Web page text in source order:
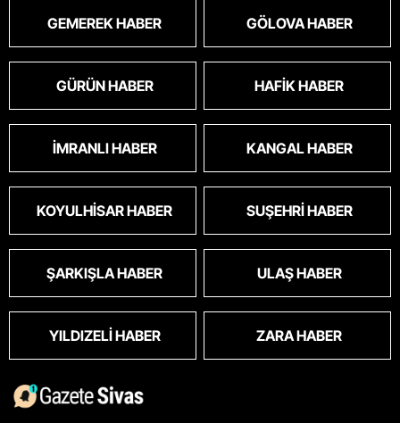
GEMEREK HABER GÖLOVA HABER
GÜRÜN HABER HAFIK HABER
İMRANLI HABER KANGAL HABER
KOYULHISAR HABER SUŞEHRI HABER
ŞARKIŞLA HABER ULAŞ HABER
YILDIZELI HABER ZARA HABER